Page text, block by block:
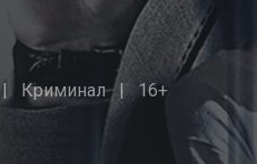
Криминал 16+